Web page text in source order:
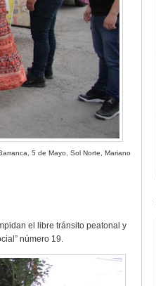
5 de Mayo, Sol Norte, Mariano
el libre tránsito peatonal y
número 19.